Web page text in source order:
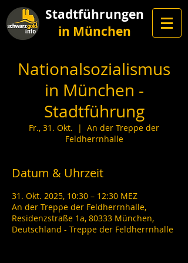
Stadtführungen
in München
Nationalsozialismus
in München -
Stadtführung
Fr., 31. Okt.
  |
An der Treppe der
Feldherrnhalle
Datum & Uhrzeit
31. Okt. 2025, 10:30 – 12:30 MEZ
An der Treppe der Feldherrnhalle,
Residenzstraße 1a, 80333 München,
Deutschland - Treppe der Feldherrnhalle